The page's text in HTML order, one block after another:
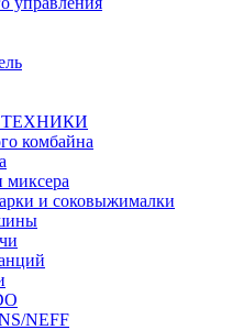
ТЕХНИКИ
комбайна
миксера
и соковыжималки
NEFF